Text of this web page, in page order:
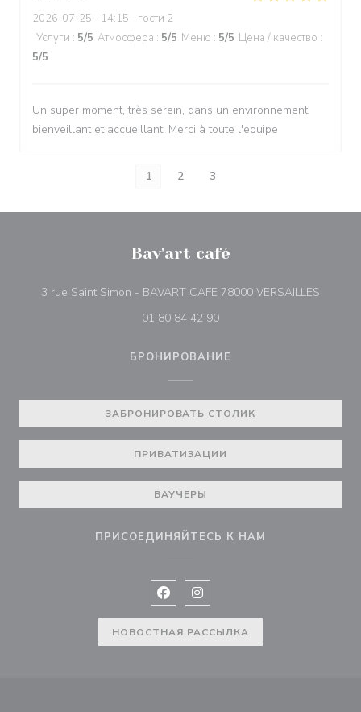
2026-07-25 - 14:15 - гости 2
Услуги : 5/5 Атмосфера : 5/5 Меню : 5/5 Цена / качество :
5/5
Un super moment, très serein, dans un environnement
bienveillant et accueillant. Merci à toute l'equipe
1 2 3
Bav'art café
3 rue Saint Simon - BAVART CAFE 78000 VERSAILLES
01 80 84 42 90
БРОНИРОВАНИЕ
ЗАБРОНИРОВАТЬ СТОЛИК
ПРИВАТИЗАЦИИ
ВАУЧЕРЫ
ПРИСОЕДИНЯЙТЕСЬ К НАМ
Facebook ((открывается в новом
Instagram ((открывается в
НОВОСТНАЯ РАССЫЛКА